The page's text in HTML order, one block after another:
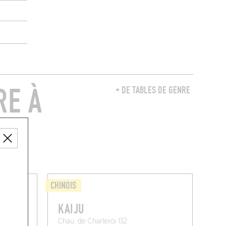
+ DE TABLES DE GENRE
À
CHINOIS
KAIJU
Chau. de Charleroi 132